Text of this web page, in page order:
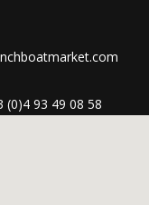
(0)4 93 49 08 58